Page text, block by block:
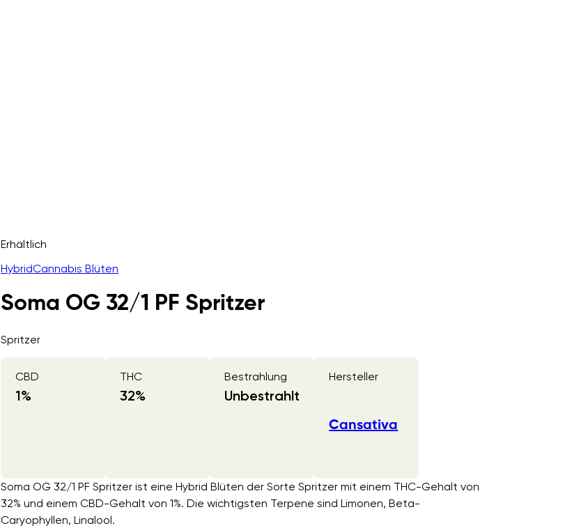
Erhältlich
HybridCannabis Blüten
Soma OG 32/1 PF Spritzer
Spritzer
CBD
1%
THC
32%
Bestrahlung
Unbestrahlt
Hersteller
Cansativa
Soma OG 32/1 PF Spritzer ist eine Hybrid Blüten der Sorte Spritzer mit einem THC-Gehalt von
32% und einem CBD-Gehalt von 1%. Die wichtigsten Terpene sind Limonen, Beta-
Caryophyllen, Linalool.